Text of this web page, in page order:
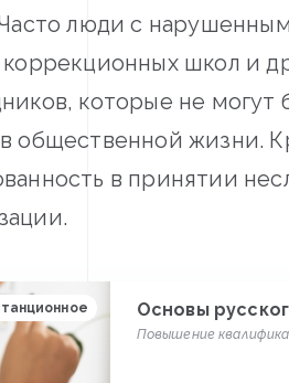
люди с
школ и
которые не могут
общественной жизни.
в принятии
Основы
Повышение